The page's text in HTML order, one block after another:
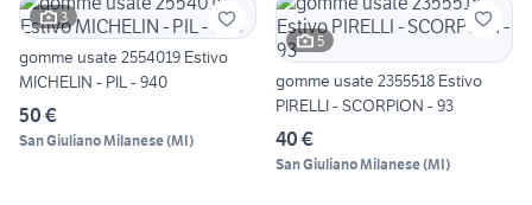
3
gomme usate 2554019 Estivo
MICHELIN - PIL - 940
50 €
San Giuliano Milanese(MI)
5
gomme usate 2355518 Estivo
PIRELLI - SCORPION - 93
40 €
San Giuliano Milanese(MI)